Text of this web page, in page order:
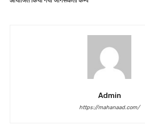
Admin
https://mahanaad.com/